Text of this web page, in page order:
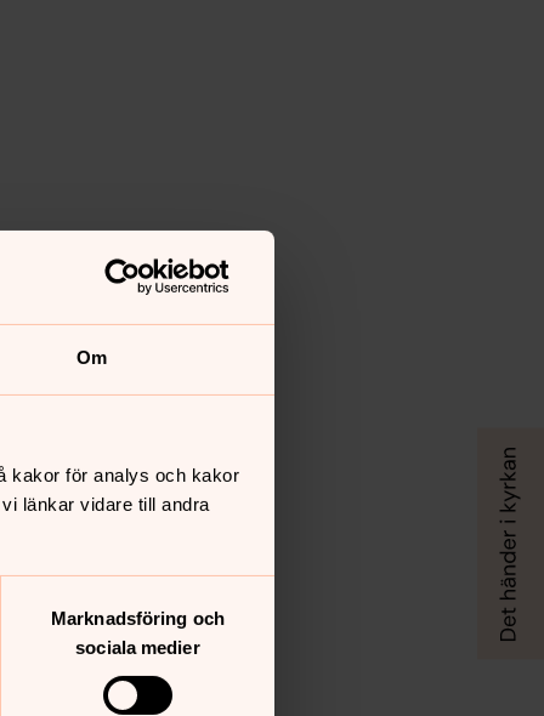
Om
kakor för analys och kakor
länkar vidare till andra
Marknadsföring och
sociala medier